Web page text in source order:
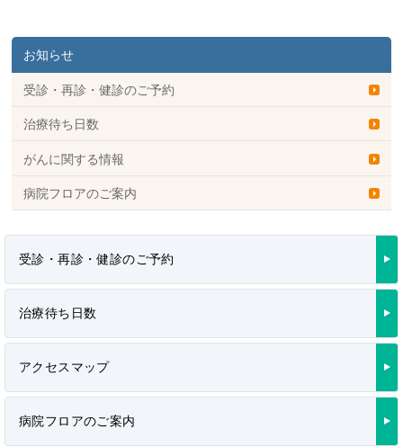
お知らせ
受診・再診・健診のご予約
治療待ち日数
がんに関する情報
病院フロアのご案内
受診・再診・健診のご予約
治療待ち日数
アクセスマップ
病院フロアのご案内